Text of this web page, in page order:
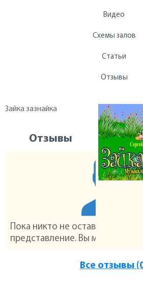
Видео
Схемы залов
Статьи
Отзывы
Зайка зазнайка
Отзывы
Пока никто не оставил отзыва
представление. Вы можете
Все отзывы